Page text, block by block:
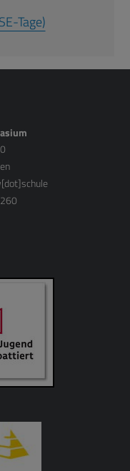
Tage)